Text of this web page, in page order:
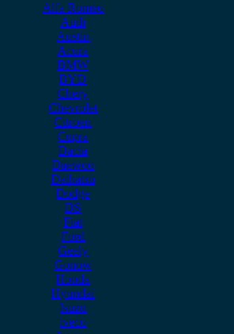
Alfa Romeo
Audi
Austin
Acura
BMW
BYD
Chery
Chevrolet
Citroen
Cupra
Dacia
Daewoo
Daihatsu
Dodge
DS
Fiat
Ford
Geely
Gonow
Honda
Hyundai
Isuzu
iveco